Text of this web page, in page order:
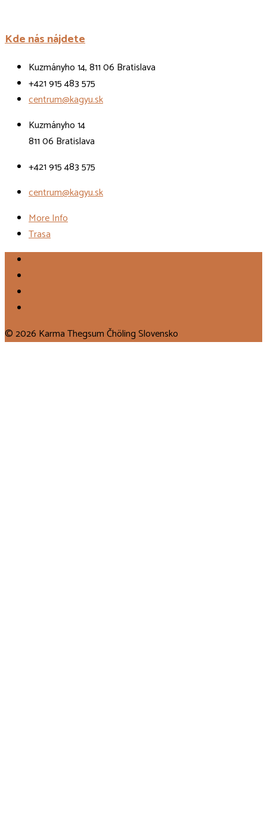
Kde nás nájdete
Kuzmányho 14, 811 06 Bratislava
+421 915 483 575
centrum@kagyu.sk
Kuzmányho 14
811 06 Bratislava
+421 915 483 575
centrum@kagyu.sk
More Info
Trasa
© 2026 Karma Thegsum Čhöling Slovensko